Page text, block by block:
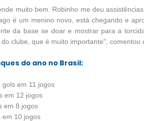
muito bem. Robinho me deu
é um menino novo, está chegando e
da base se doar e mostrar para a
clube, que é muito importante", comentou
do ano no Brasil:
em 11 jogos
em 12 jogos
em 8 jogos
em 10 jogos